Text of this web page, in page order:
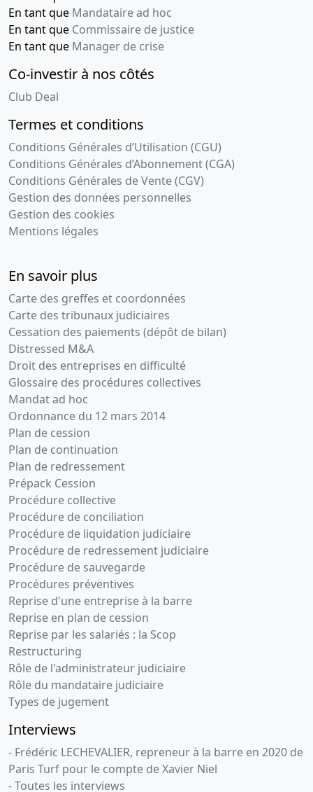
En tant que Mandataire ad hoc
En tant que Commissaire de justice
En tant que Manager de crise
Co-investir à nos côtés
Club Deal
Termes et conditions
Conditions Générales d’Utilisation (CGU)
Conditions Générales d’Abonnement (CGA)
Conditions Générales de Vente (CGV)
Gestion des données personnelles
Gestion des cookies
Mentions légales
En savoir plus
Carte des greffes et coordonnées
Carte des tribunaux judiciaires
Cessation des paiements (dépôt de bilan)
Distressed M&A
Droit des entreprises en difficulté
Glossaire des procédures collectives
Mandat ad hoc
Ordonnance du 12 mars 2014
Plan de cession
Plan de continuation
Plan de redressement
Prépack Cession
Procédure collective
Procédure de conciliation
Procédure de liquidation judiciaire
Procédure de redressement judiciaire
Procédure de sauvegarde
Procédures préventives
Reprise d'une entreprise à la barre
Reprise en plan de cession
Reprise par les salariés : la Scop
Restructuring
Rôle de l'administrateur judiciaire
Rôle du mandataire judiciaire
Types de jugement
Interviews
- Frédéric LECHEVALIER, repreneur à la barre en 2020 de
Paris Turf pour le compte de Xavier Niel
- Toutes les interviews